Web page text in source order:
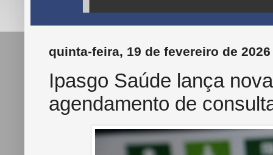
quinta-feira, 19 de fevereiro de 2026
Ipasgo Saúde lança
agendamento de